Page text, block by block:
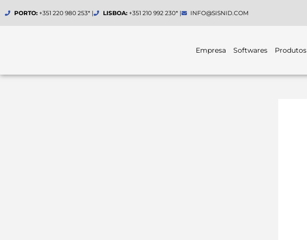
to
PORTO:+351 220 980 253* | LISBOA:+351 210 992 230* | INFO@SISNID.COM
Empresa Softwares Produtos